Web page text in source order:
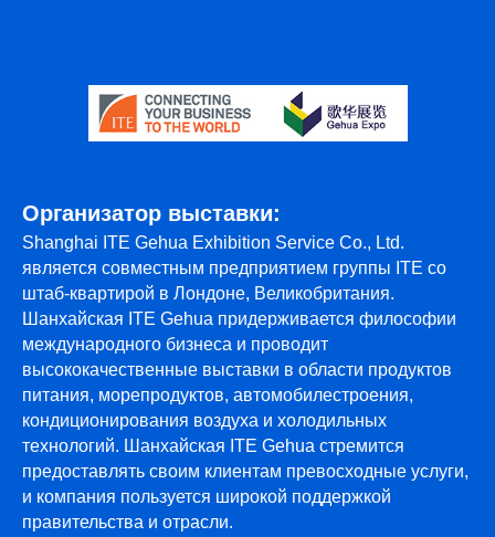
Организатор выставки:
Shanghai ITE Gehua Exhibition Service Co., Ltd.
является совместным предприятием группы ITE со
штаб-квартирой в Лондоне, Великобритания.
Шанхайская ITE Gehua придерживается философии
международного бизнеса и проводит
высококачественные выставки в области продуктов
питания, морепродуктов, автомобилестроения,
кондиционирования воздуха и холодильных
технологий. Шанхайская ITE Gehua стремится
предоставлять своим клиентам превосходные услуги,
и компания пользуется широкой поддержкой
правительства и отрасли.